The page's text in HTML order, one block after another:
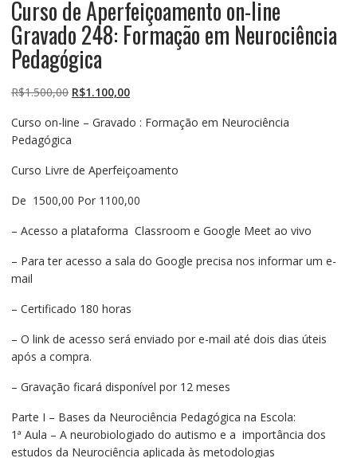
Curso de Aperfeiçoamento on-line
Gravado 248: Formação em Neurociência
Pedagógica
R$1.500,00 O
original
era:
R$1.100,00O
atual
Curso on-line – Gravado : Formação em Neurociência
Pedagógica
Curso Livre de Aperfeiçoamento
De 1500,00 Por 1100,00
– Acesso a plataforma Classroom e Google Meet ao vivo
– Para ter acesso a sala do Google precisa nos informar um e-
mail
– Certificado 180 horas
– O link de acesso será enviado por e-mail até dois dias úteis
após a compra.
– Gravação ficará disponível por 12 meses
Parte I – Bases da Neurociência Pedagógica na Escola:
1ª Aula – A neurobiologiado do autismo e a importância dos
estudos da Neurociência aplicada às metodologias